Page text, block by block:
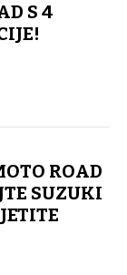
S 4
ROAD
SUZUKI